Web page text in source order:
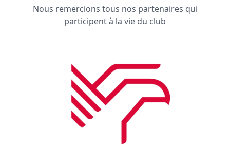
Nous remercions tous nos partenaires qui
participent à la vie du club